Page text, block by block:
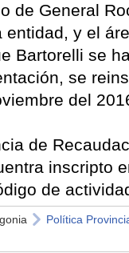
de General
entidad, y el
Bartorelli se
se
del
de
inscripto
de
Política